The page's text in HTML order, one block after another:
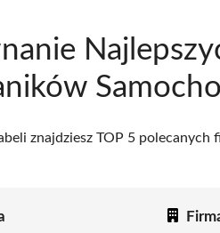
znajdziesz TOP 5 polecanych